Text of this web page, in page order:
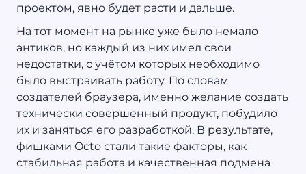
проектом, явно будет расти и дальше.
На тот момент на рынке уже было немало
антиков, но каждый из них имел свои
недостатки, с учётом которых необходимо
было выстраивать работу. По словам
создателей браузера, именно желание создать
технически совершенный продукт, побудило
их и заняться его разработкой. В результате,
фишками Octo стали такие факторы, как
стабильная работа и качественная подмена